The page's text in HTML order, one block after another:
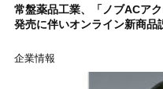
常盤薬品工業、「ノブACア
発売に伴いオンライン新商品
企業情報